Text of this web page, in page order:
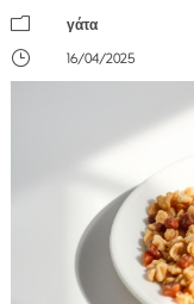
m
γάτα
}
16/04/2025